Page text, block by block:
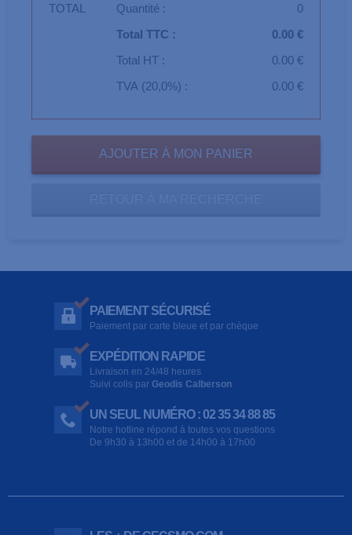
TOTAL Quantité :
0
Total TTC :
0.00 €
Total HT :
0.00 €
TVA (20,0%) :
0.00 €
PAIEMENT SÉCURISÉ
Paiement par carte bleue et par chèque
EXPÉDITION RAPIDE
Livraison en 24/48 heures
Suivi colis par Geodis Calberson
UN SEUL NUMÉRO : 02 35 34 88 85
Notre hotline répond à toutes vos questions
De 9h30 à 13h00 et de 14h00 à 17h00